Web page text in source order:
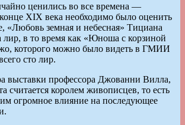
ценились во все времена —
XIX века необходимо было оценить
«Любовь земная и небесная» Тициана
лир, в то время как «Юноша с корзиной
которого можно было видеть в ГМИИ
сто лир.
выставки профессора Джованни Вилла,
считается королем живописцев, то есть
огромное влияние на последующее